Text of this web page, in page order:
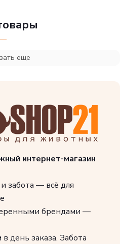
еще
интернет-магазин
забота — всё для
брендами —
день заказа. Забота